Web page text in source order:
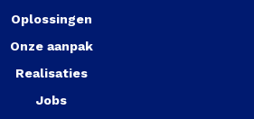
Oplossingen
Onze aanpak
Realisaties
Jobs